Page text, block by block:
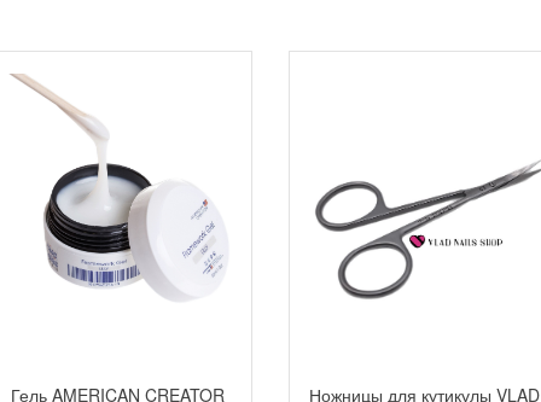
Гель AMERICAN CREATOR
Ножницы для кутикулы VLAD